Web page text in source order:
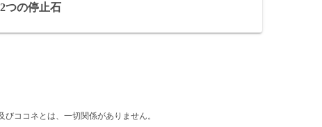
2つの停止石
ココネとは、一切関係がありません。